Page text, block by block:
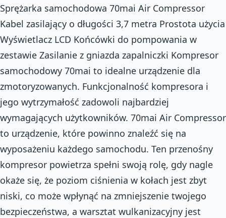
Sprężarka samochodowa 70mai Air Compressor
Kabel zasilający o długości 3,7 metra Prostota użycia
Wyświetlacz LCD Końcówki do pompowania w
zestawie Zasilanie z gniazda zapalniczki Kompresor
samochodowy 70mai to idealne urządzenie dla
zmotoryzowanych. Funkcjonalność kompresora i
jego wytrzymałość zadowoli najbardziej
wymagających użytkowników. 70mai Air Compressor
to urządzenie, które powinno znaleźć się na
wyposażeniu każdego samochodu. Ten przenośny
kompresor powietrza spełni swoją rolę, gdy nagle
okaże się, że poziom ciśnienia w kołach jest zbyt
niski, co może wpłynąć na zmniejszenie twojego
bezpieczeństwa, a warsztat wulkanizacyjny jest